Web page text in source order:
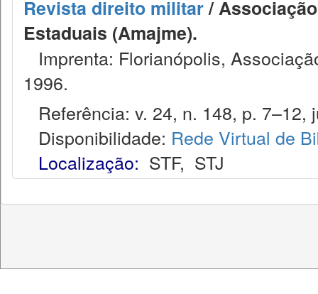
Revista direito militar/
Estaduais (Amajme).
Imprenta: Florianópolis,
1996.
Referência: v. 24, n. 148, p. 7–12,
Disponibilidade: Rede Virtual de
Localização: STF, STJ